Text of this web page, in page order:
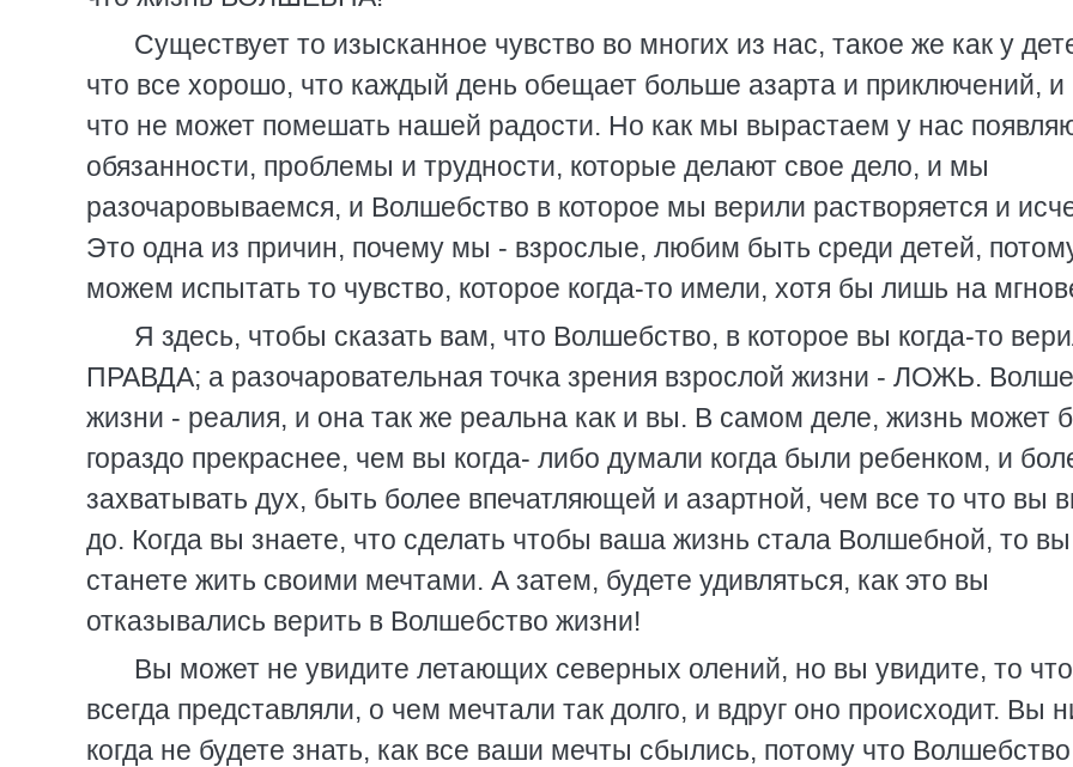
Существует то изысканное чувство во многих из нас, такое же как у
что все хорошо, что каждый день обещает больше азарта и приключений, и
что не может помешать нашей радости. Но как мы вырастаем у нас
обязанности, проблемы и трудности, которые делают свое дело, и мы
разочаровываемся, и Волшебство в которое мы верили растворяется и
Это одна из причин, почему мы - взрослые, любим быть среди детей,
можем испытать то чувство, которое когда-то имели, хотя бы лишь на
Я здесь, чтобы сказать вам, что Волшебство, в которое вы когда-то
ПРАВДА; а разочаровательная точка зрения взрослой жизни - ЛОЖЬ.
жизни - реалия, и она так же реальна как и вы. В самом деле, жизнь может
гораздо прекраснее, чем вы когда- либо думали когда были ребенком, и
захватывать дух, быть более впечатляющей и азартной, чем все то что вы
до. Когда вы знаете, что сделать чтобы ваша жизнь стала Волшебной, то вы
станете жить своими мечтами. А затем, будете удивляться, как это вы
отказывались верить в Волшебство жизни!
Вы может не увидите летающих северных олений, но вы увидите, то что
всегда представляли, о чем мечтали так долго, и вдруг оно происходит. Вы
когда не будете знать, как все ваши мечты сбылись, потому что Волшебство